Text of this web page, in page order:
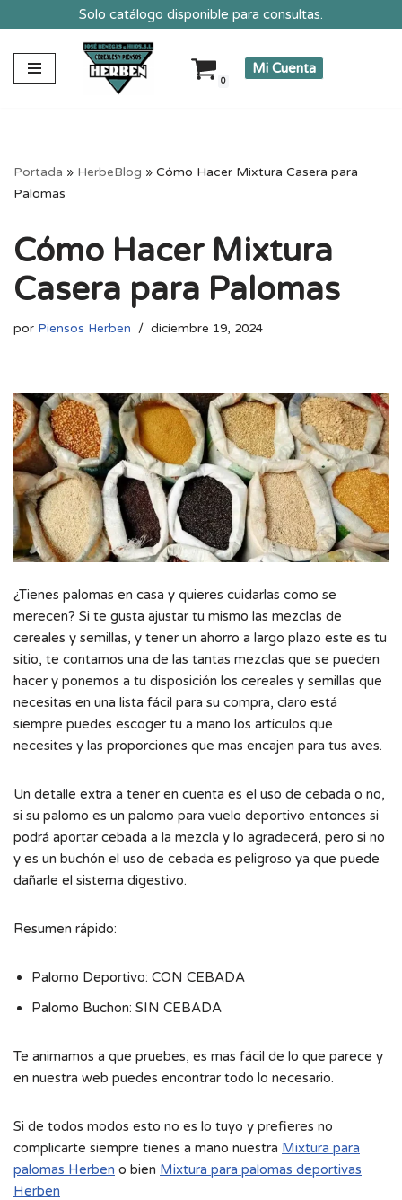
Solo catálogo disponible para consultas.
0
Mi Cuenta
Portada » HerbeBlog » Cómo Hacer Mixtura Casera para
Palomas
Cómo Hacer Mixtura
Casera para Palomas
por Piensos Herben diciembre 19, 2024
¿Tienes palomas en casa y quieres cuidarlas como se
merecen? Si te gusta ajustar tu mismo las mezclas de
cereales y semillas, y tener un ahorro a largo plazo este es tu
sitio, te contamos una de las tantas mezclas que se pueden
hacer y ponemos a tu disposición los cereales y semillas que
necesitas en una lista fácil para su compra, claro está
siempre puedes escoger tu a mano los artículos que
necesites y las proporciones que mas encajen para tus aves.
Un detalle extra a tener en cuenta es el uso de cebada o no,
si su palomo es un palomo para vuelo deportivo entonces si
podrá aportar cebada a la mezcla y lo agradecerá, pero si no
y es un buchón el uso de cebada es peligroso ya que puede
dañarle el sistema digestivo.
Resumen rápido:
Palomo Deportivo: CON CEBADA
Palomo Buchon: SIN CEBADA
Te animamos a que pruebes, es mas fácil de lo que parece y
en nuestra web puedes encontrar todo lo necesario.
Si de todos modos esto no es lo tuyo y prefieres no
complicarte siempre tienes a mano nuestra Mixtura para
palomas Herben o bien Mixtura para palomas deportivas
Herben